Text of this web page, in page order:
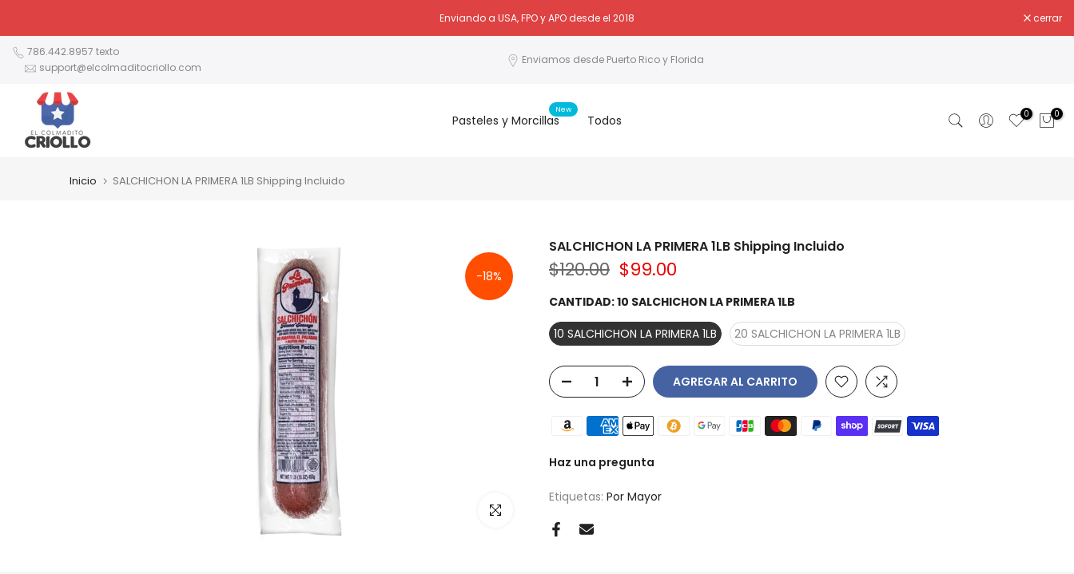
al
contenido
Enviando a USA, FPO y APO desde el 2018 cerrar
786.442.8957 texto
support@elcolmaditocriollo.com
Enviamos desde Puerto Rico y Florida
Pasteles y Morcillas
New
Todos 0 0
Inicio SALCHICHON LA PRIMERA 1LB Shipping Incluido
-18%
Haz clic para ampliar
SALCHICHON LA PRIMERA 1LB Shipping Incluido
$120.00 $99.00
CANTIDAD:10 SALCHICHON LA PRIMERA 1LB
10 SALCHICHON LA PRIMERA 1LB
20 SALCHICHON LA PRIMERA 1LB
AGREGAR AL CARRITO
Haz una pregunta
Etiquetas: Por Mayor